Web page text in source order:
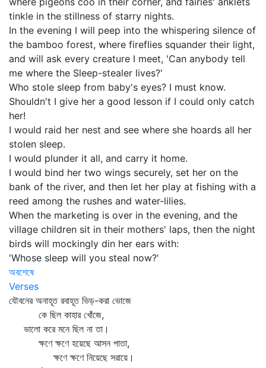
tinkle in the stillness of starry nights.
In the evening I will peep into the whispering silence of
the bamboo forest, where fireflies squander their light,
and will ask every creature I meet, 'Can anybody tell
me where the Sleep-stealer lives?'
Who stole sleep from baby's eyes? I must know.
Shouldn't I give her a good lesson if I could only catch
her!
I would raid her nest and see where she hoards all her
stolen sleep.
I would plunder it all, and carry it home.
I would bind her two wings securely, set her on the
bank of the river, and then let her play at fishing with a
reed among the rushes and water-lilies.
When the marketing is over in the evening, and the
village children sit in their mothers' laps, then the night
birds will mockingly din her ears with:
'Whose sleep will you steal now?'
অবশেষে
Verses
যৌবনের অনাহূত রবাহূত ভিড়-করা ভোজে
কে ছিল কাহার খোঁজে,
ভালো করে মনে ছিল না তা।
ক্ষণে ক্ষণে হয়েছে আসন পাতা,
ক্ষণে ক্ষণে নিয়েছে সরায়ে।